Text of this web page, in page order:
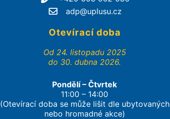
adp@uplusu.cz
Otevírací doba
Od 24. listopadu 2025
do 30. dubna 2026.
Pondělí – Čtvrtek
11:00 – 14:00
(Otevírací doba se může lišit dle ubytovaných
nebo hromadné akce)